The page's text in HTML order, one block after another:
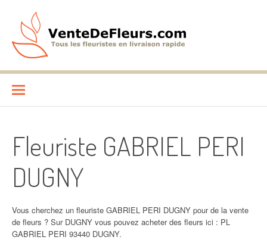
contenu
VenteDeFleurs.com
Fleuriste GABRIEL PERI
DUGNY
Vous cherchez un fleuriste GABRIEL PERI DUGNY pour de la vente
de fleurs ? Sur DUGNY vous pouvez acheter des fleurs ici : PL
GABRIEL PERI 93440 DUGNY.